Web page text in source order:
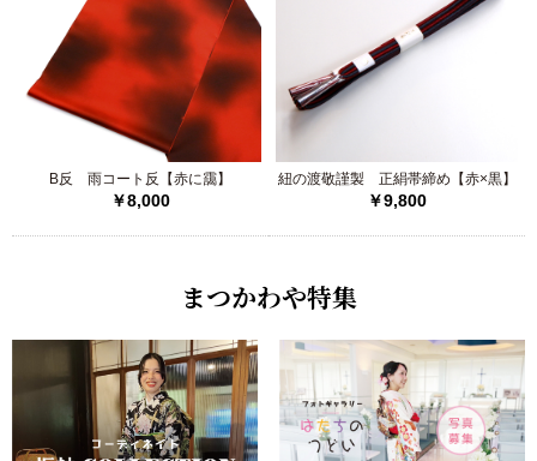
B反 雨コート反【赤に靄】
￥8,000
紐の渡敬謹製 正絹帯締め【赤×黒】
￥9,800
まつかわや特集